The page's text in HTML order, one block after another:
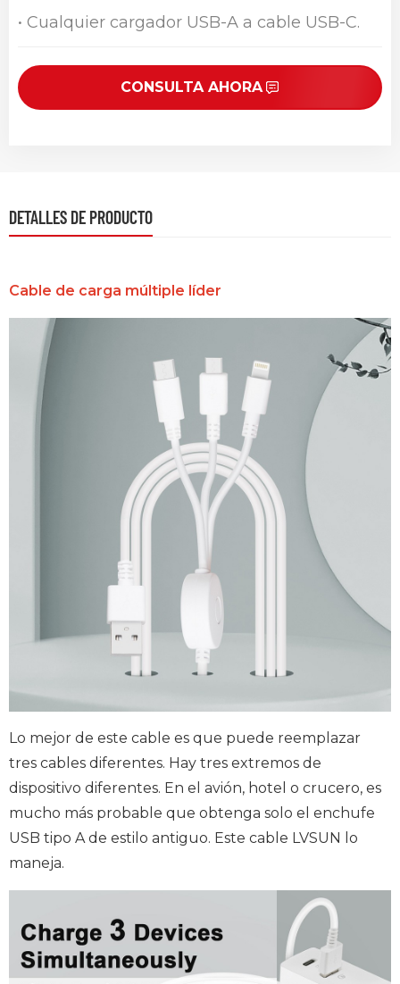
• Cualquier cargador USB-A a cable USB-C.
CONSULTA AHORA
DETALLES DE PRODUCTO
Cable de carga múltiple líder
Lo mejor de este cable es que puede reemplazar
tres cables diferentes. Hay tres extremos de
dispositivo diferentes. En el avión, hotel o crucero, es
mucho más probable que obtenga solo el enchufe
USB tipo A de estilo antiguo. Este cable LVSUN lo
maneja.